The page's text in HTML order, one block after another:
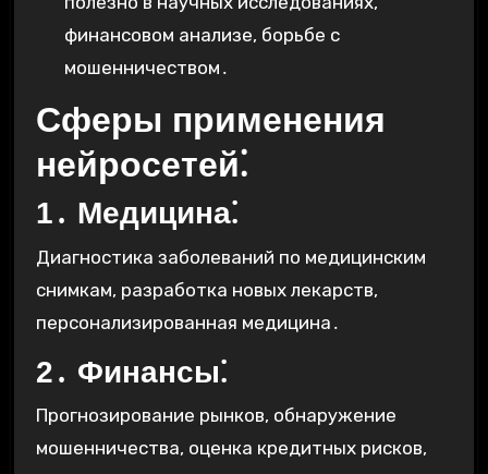
финансовом анализе, борьбе с
мошенничеством․
Сферы применения
нейросетей⁚
1․ Медицина⁚
Диагностика заболеваний по медицинским
снимкам, разработка новых лекарств,
персонализированная медицина․
2․ Финансы⁚
Прогнозирование рынков, обнаружение
мошенничества, оценка кредитных рисков,